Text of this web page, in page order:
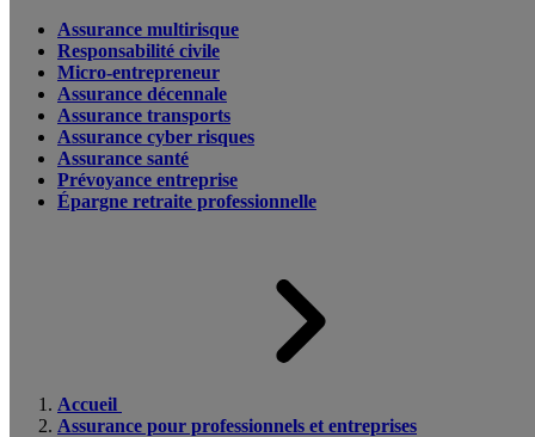
Assurance multirisque
Responsabilité civile
Micro-entrepreneur
Assurance décennale
Assurance transports
Assurance cyber risques
Assurance santé
Prévoyance entreprise
Épargne retraite professionnelle
Accueil
Assurance pour professionnels et entreprises